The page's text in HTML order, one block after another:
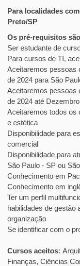
Para localidades
Preto/SP
Os pré-requisitos
Ser estudante de
Para cursos de TI,
Aceitaremos pessoas
de 2024 para São
Aceitaremos pessoas
de 2024 até
Aceitaremos todos os
e estética
Disponibilidade para
comercial
Disponibilidade para
São Paulo - SP ou
Conhecimento em
Conhecimento em
Ter um perfil
habilidades de gestão
organização
Se identificar com o
Cursos aceitos:
Finanças, Ciências